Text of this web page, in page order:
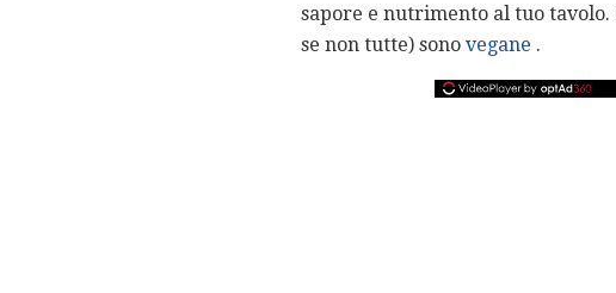
sapore e nutrimento al tuo
se non tutte) sono vegane .